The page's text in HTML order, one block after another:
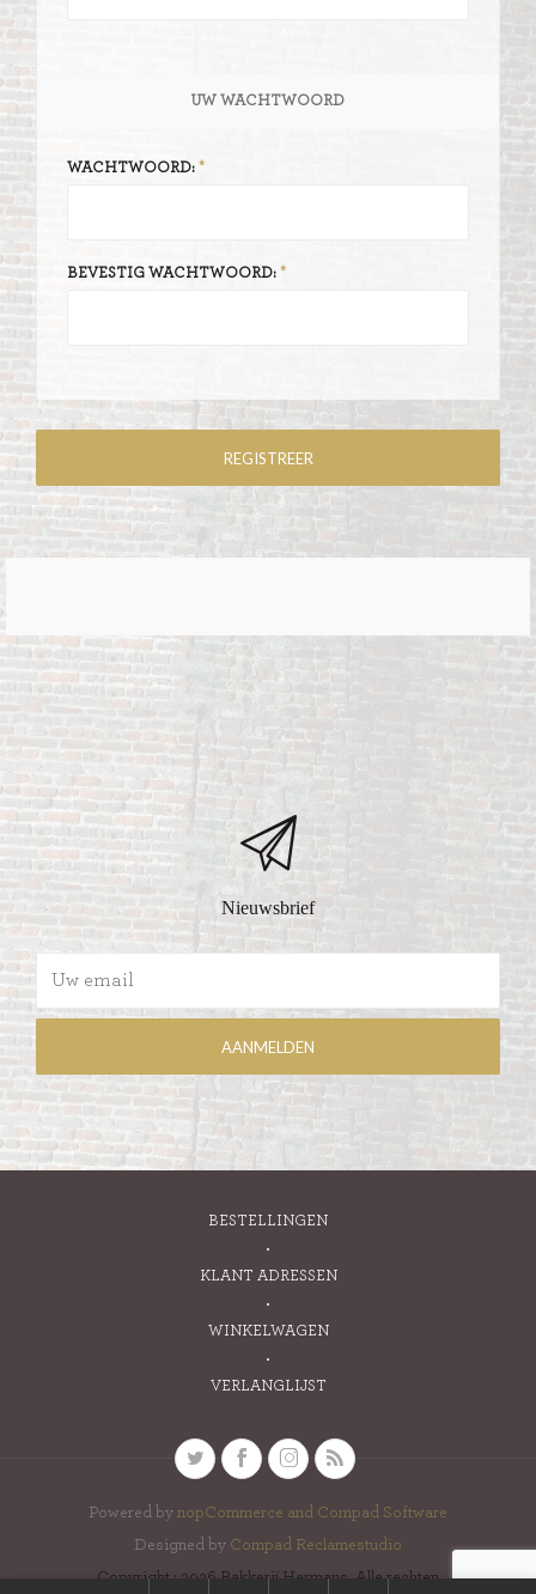
UW WACHTWOORD
WACHTWOORD:
BEVESTIG WACHTWOORD:
Nieuwsbrief
BESTELLINGEN
KLANT ADRESSEN
WINKELWAGEN
VERLANGLIJST
Powered by nopCommerce and Compad Software
Designed by Compad Reclamestudio
Copyright ; 2026 Bakkerij Hermans. Alle rechten